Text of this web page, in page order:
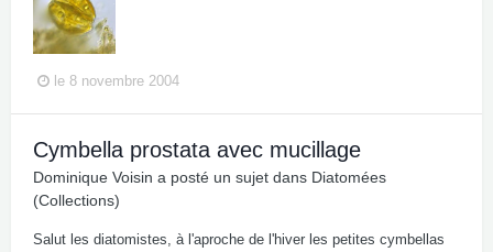
le 8 novembre 2004
Cymbella prostata avec mucillage
Dominique Voisin a posté un sujet dans Diatomées
(Collections)
Salut les diatomistes, à l'aproche de l'hiver les petites cymbellas